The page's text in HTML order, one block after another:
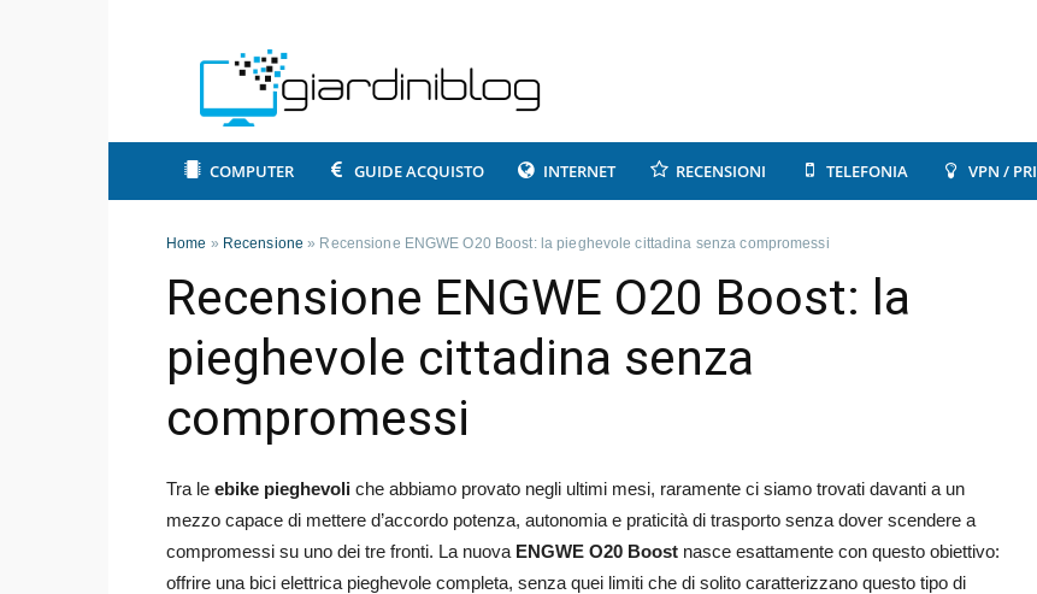
COMPUTER GUIDE ACQUISTO INTERNET RECENSIONI TELEFONIA VPN /
Home » Recensione » Recensione ENGWE O20 Boost: la pieghevole cittadina senza compromessi
Recensione ENGWE O20 Boost: la
pieghevole cittadina senza
compromessi
Tra le ebike pieghevoli che abbiamo provato negli ultimi mesi, raramente ci siamo trovati davanti a un
mezzo capace di mettere d’accordo potenza, autonomia e praticità di trasporto senza dover scendere a
compromessi su uno dei tre fronti. La nuova ENGWE O20 Boost nasce esattamente con questo obiettivo:
offrire una bici elettrica pieghevole completa, senza quei limiti che di solito caratterizzano questo tipo di